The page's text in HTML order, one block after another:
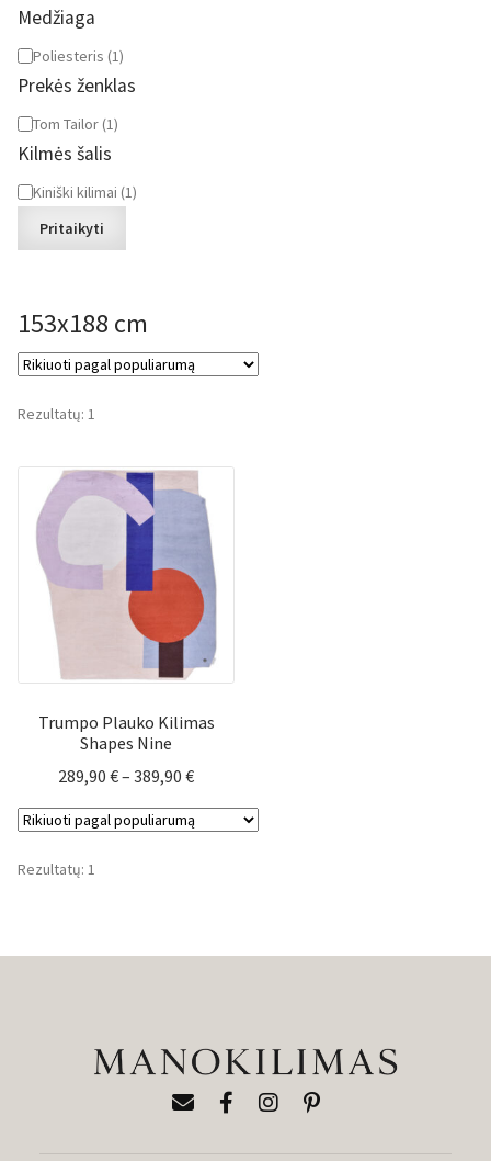
153x188 cm
Rezultatų: 1
Trumpo Plauko Kilimas
Shapes Nine
289,90 €– 389,90 €Price
range:
289,90 €
Rezultatų: 1
Medžiaga
Medžiaga
Poliesteris (1)
Prekės ženklas
Prekės
ženklas
Tom Tailor (1)
Kilmės šalis
Kilmės
Kiniški kilimai (1)
Pritaikyti